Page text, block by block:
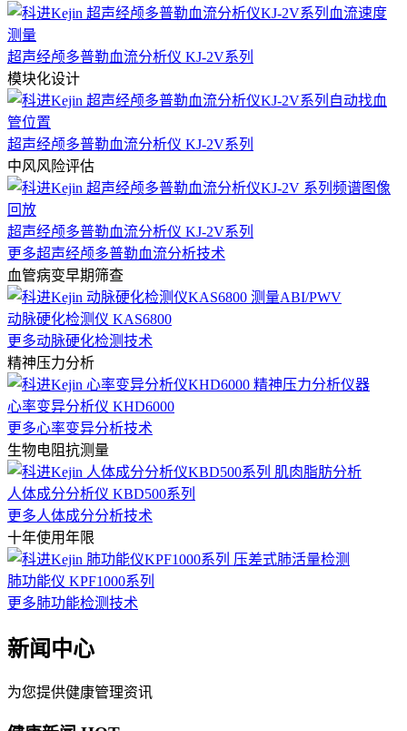
超声经颅多普勒血流分析仪 KJ-2V系列
模块化设计
超声经颅多普勒血流分析仪 KJ-2V系列
中风风险评估
超声经颅多普勒血流分析仪 KJ-2V系列
更多超声经颅多普勒血流分析技术
血管病变早期筛查
动脉硬化检测仪 KAS6800
更多动脉硬化检测技术
精神压力分析
心率变异分析仪 KHD6000
更多心率变异分析技术
生物电阻抗测量
人体成分分析仪 KBD500系列
更多人体成分分析技术
十年使用年限
肺功能仪 KPF1000系列
更多肺功能检测技术
新闻中心
为您提供健康管理资讯